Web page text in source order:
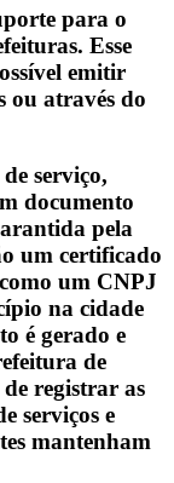
para o
Esse
emitir
ou através do
serviço,
documento
pela
um certificado
um CNPJ
na cidade
é gerado e
de
registrar as
serviços e
mantenham